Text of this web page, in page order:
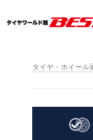
タイヤ・ホイール